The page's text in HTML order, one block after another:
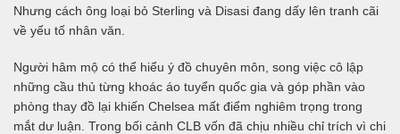
Nhưng cách ông loại bỏ Sterling và Disasi đang dấy lên tranh cãi
về yếu tố nhân văn.
Người hâm mộ có thể hiểu ý đồ chuyên môn, song việc cô lập
những cầu thủ từng khoác áo tuyển quốc gia và góp phần vào
phòng thay đồ lại khiến Chelsea mất điểm nghiêm trọng trong
mắt dư luận. Trong bối cảnh CLB vốn đã chịu nhiều chỉ trích vì chi